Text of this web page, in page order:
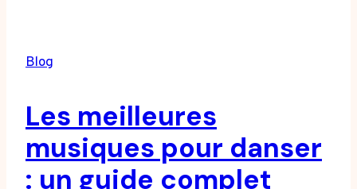
sur
notre
bien-
être
Blog
Les meilleures
musiques pour danser
: un guide complet